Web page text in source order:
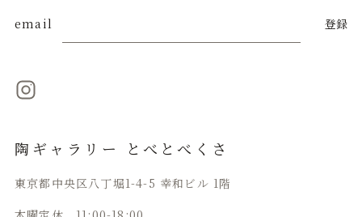
email 登録
陶ギャラリー とべとべくさ
東京都中央区八丁堀1-4-5 幸和ビル 1階